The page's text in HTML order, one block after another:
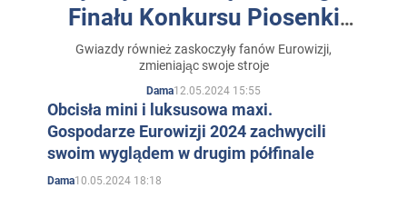
Finału Konkursu Piosenki
Eurowizji 2024 w
kontrastujących ze sobą
stylizacjach
Gwiazdy również zaskoczyły fanów Eurowizji,
zmieniając swoje stroje
Dama12.05.2024 15:55
Obcisła mini i luksusowa maxi.
Gospodarze Eurowizji 2024 zachwycili
swoim wyglądem w drugim półfinale
Dama10.05.2024 18:18